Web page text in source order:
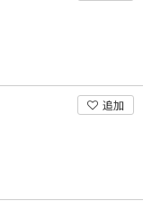
追加